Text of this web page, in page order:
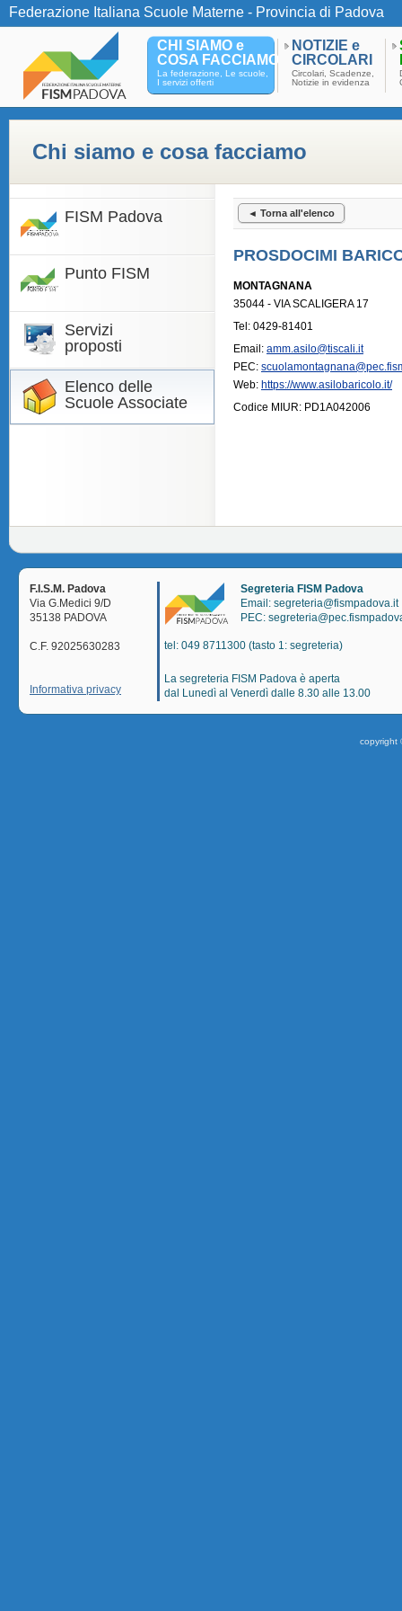
Federazione Italiana Scuole Materne - Provincia di Padova
CHI SIAMO e
COSA FACCIAMO
La federazione, Le scuole,
I servizi offerti
NOTIZIE e
CIRCOLARI
Circolari, Scadenze,
Notizie in evidenza
Chi siamo e cosa facciamo
FISM Padova
Punto FISM
Servizi
proposti
Elenco delle
Scuole Associate
◄ Torna all'elenco
PROSDOCIMI
MONTAGNANA
35044 - VIA SCALIGERA 17
Tel: 0429-81401
Email: amm.asilo@tiscali.it
PEC:
Web: https://www.asilobaricolo.it/
Codice MIUR: PD1A042006
F.I.S.M. Padova
Via G.Medici 9/D
35138 PADOVA
C.F. 92025630283
Informativa privacy
Segreteria FISM Padova
Email: segreteria@fismpadova.it
PEC:
tel: 049 8711300 (tasto 1: segreteria)
La segreteria FISM Padova è aperta
dal Lunedì al Venerdì dalle 8.30 alle 13.00
copyright